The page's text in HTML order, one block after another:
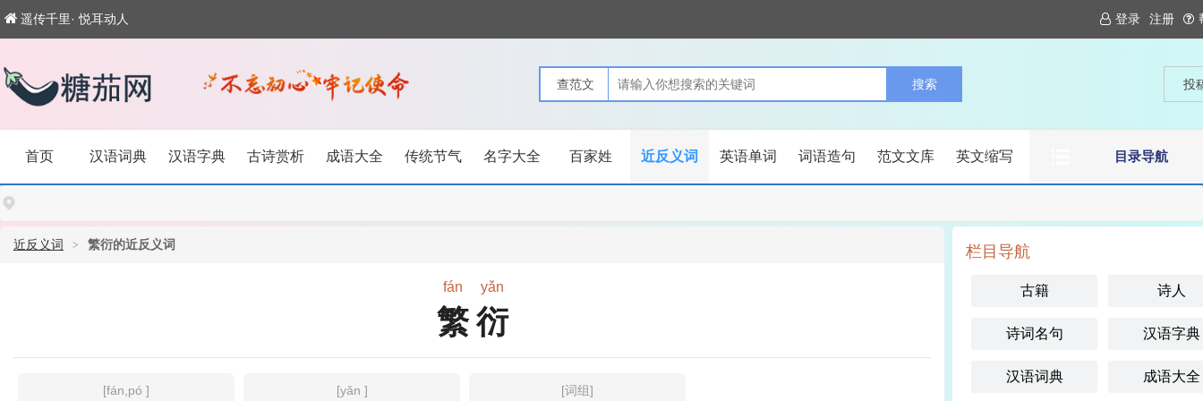
遥传千里· 悦耳动人 登录 注册
投
目录导航
首页 汉语词典 汉语字典 古诗赏析 成语大全 传统节气 名字大全 百家姓 近反义词 英语单词 词语造句 范文文库 英文缩写
近反义词 繁衍的近反义词
fán yǎn
繁衍
[fán,pó ] [yǎn ] [词组]
栏目导航
古籍 诗人
诗词名句 汉语字典
汉语词典 成语大全